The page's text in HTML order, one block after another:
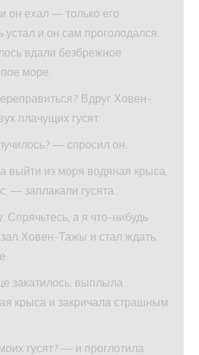
он ехал — только его
устал и он сам проголодался.
вдали безбрежное
море.
Вдруг Ховен-
плачущих гусят.
— спросил он.
из моря водяная крыса,
— заплакали гусята.
а я что-нибудь
Ховен-Тажы и стал ждать,
закатилось, выплыла
крыса и закричала страшным
гусят? — и проглотила